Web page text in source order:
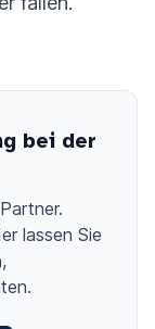
bei der
lassen Sie